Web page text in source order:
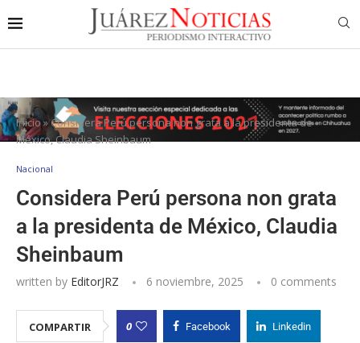
Inicio»Considera Perú persona non grata a la presidenta de
México, Claudia Sheinbaum
Nacional
Considera Perú persona non grata
a la presidenta de México, Claudia
Sheinbaum
written by EditorJRZ 6 noviembre, 2025 0 comments
COMPARTIR 0 Facebook Linkedin